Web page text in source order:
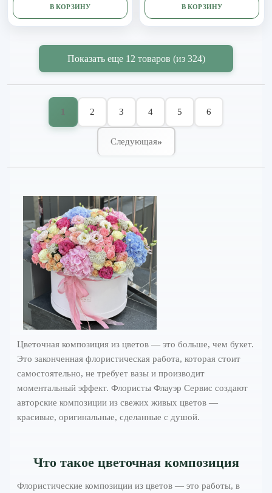
В КОРЗИНУ В КОРЗИНУ
Показать еще 12 товаров (из 324)
1 2 3 4 5 6
Следующая»
Цветочная композиция из цветов — это больше, чем букет.
Это законченная флористическая работа, которая стоит
самостоятельно, не требует вазы и производит
моментальный эффект. Флористы Флауэр Сервис создают
авторские композиции из свежих живых цветов —
красивые, оригинальные, сделанные с душой.
Что такое цветочная композиция
Флористические композиции из цветов — это работы, в